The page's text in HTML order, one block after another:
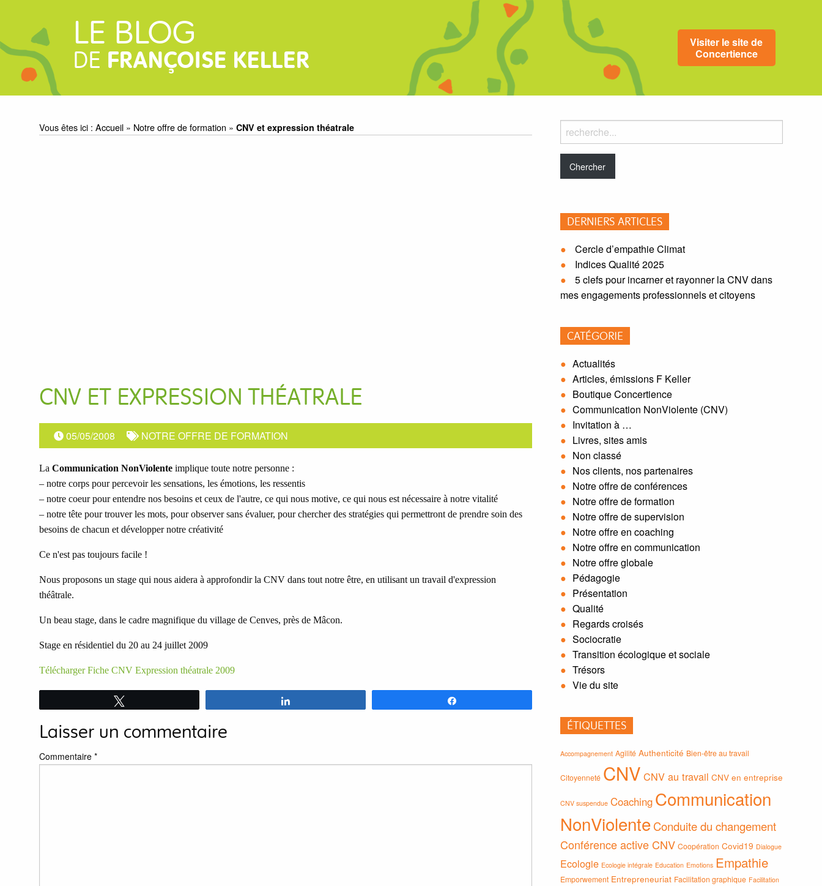
LE BLOG
DE FRANÇOISE KELLER
Visiter le site de
Concertience
Vous êtes ici : Accueil » Notre offre de formation » CNV et expression théatrale
CNV ET EXPRESSION THÉATRALE
05/05/2008 NOTRE OFFRE DE FORMATION
La Communication NonViolente implique toute notre personne :
– notre corps pour percevoir les sensations, les émotions, les ressentis
– notre coeur pour entendre nos besoins et ceux de l'autre, ce qui nous motive, ce qui nous est nécessaire à notre vitalité
– notre tête pour trouver les mots, pour observer sans évaluer, pour chercher des stratégies qui permettront de prendre soin des
besoins de chacun et développer notre créativité
Ce n'est pas toujours facile !
Nous proposons un stage qui nous aidera à approfondir la CNV dans tout notre être, en utilisant un travail d'expression
théâtrale.
Un beau stage, dans le cadre magnifique du village de Cenves, près de Mâcon.
Stage en résidentiel du 20 au 24 juillet 2009
Télécharger Fiche CNV Expression théatrale 2009
Laisser un commentaire
Commentaire *
Rechercher
dans
le
blog:
DERNIERS ARTICLES
Cercle d’empathie Climat
Indices Qualité 2025
5 clefs pour incarner et rayonner la CNV dans
mes engagements professionnels et citoyens
CATÉGORIE
Actualités
Articles, émissions F Keller
Boutique Concertience
Communication NonViolente (CNV)
Invitation à …
Livres, sites amis
Non classé
Nos clients, nos partenaires
Notre offre de conférences
Notre offre de formation
Notre offre de supervision
Notre offre en coaching
Notre offre en communication
Notre offre globale
Pédagogie
Présentation
Qualité
Regards croisés
Sociocratie
Transition écologique et sociale
Trésors
Vie du site
ÉTIQUETTES
Accompagnement Agilité Authenticité Bien-être au travail
Citoyenneté CNV CNV au travail CNV en entreprise
CNV suspendue Coaching Communication
NonViolenteConduite du changement
Conférence active CNV Coopération Covid19 Dialogue
Ecologie Ecologie intégrale Education Emotions Empathie
Emporwement Entrepreneuriat Facilitation graphique Facilitation